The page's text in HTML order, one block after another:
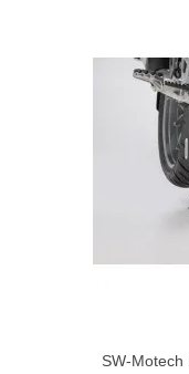
SW-Motech